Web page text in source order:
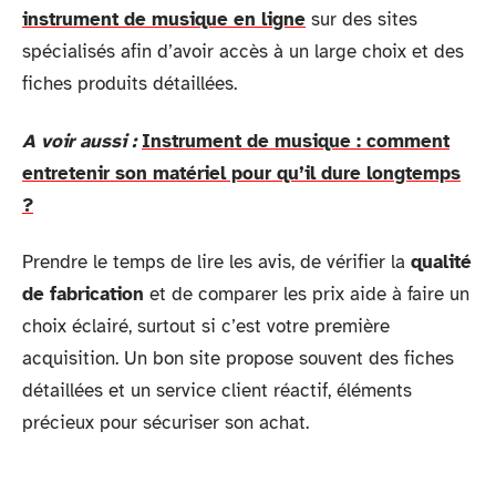
instrument de musique en ligne sur des sites
spécialisés afin d’avoir accès à un large choix et des
fiches produits détaillées.
A voir aussi : Instrument de musique : comment
entretenir son matériel pour qu’il dure longtemps
?
Prendre le temps de lire les avis, de vérifier la qualité
de fabrication et de comparer les prix aide à faire un
choix éclairé, surtout si c’est votre première
acquisition. Un bon site propose souvent des fiches
détaillées et un service client réactif, éléments
précieux pour sécuriser son achat.